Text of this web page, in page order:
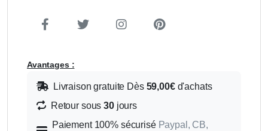
Avantages :
Livraison gratuite Dès 59,00€d'achats
Retour sous30jours
Paiement 100% sécurisé Paypal, CB,